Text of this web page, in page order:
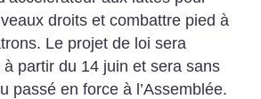
droits et combattre pied à
Le projet de loi sera
partir du 14 juin et sera sans
passé en force à ­l’Assemblée.